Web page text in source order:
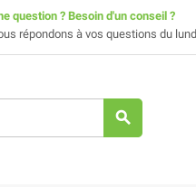
question ? Besoin d'un conseil ?
répondons à vos questions du
search